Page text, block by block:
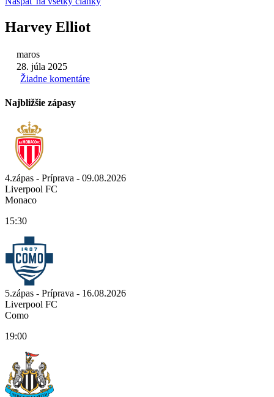
Harvey Elliot
maros
28. júla 2025
Žiadne komentáre
Najbližšie zápasy
4.zápas - Príprava - 09.08.2026
Liverpool FC
Monaco
15:30
5.zápas - Príprava - 16.08.2026
Liverpool FC
Como
19:00